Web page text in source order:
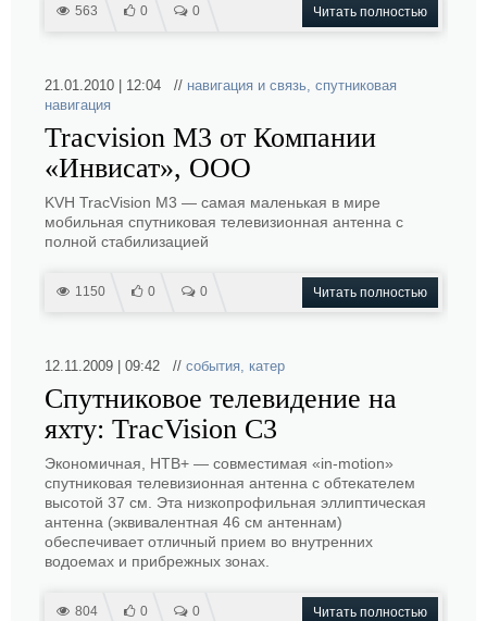
563 0 0 Читать полностью
21.01.2010 | 12:04 // навигация и связь, спутниковая
навигация
Tracvision M3 от Компании
«Инвисат», ООО
KVH TracVision M3 — самая маленькая в мире
мобильная спутниковая телевизионная антенна с
полной стабилизацией
1150 0 0 Читать полностью
12.11.2009 | 09:42 // события, катер
Спутниковое телевидение на
яхту: TracVision C3
Экономичная, HTB+ — совместимая «in-motion»
спутниковая телевизионная антенна с обтекателем
высотой 37 см. Эта низкопрофильная эллиптическая
антенна (эквивалентная 46 см антеннам)
обеспечивает отличный прием во внутренних
водоемах и прибрежных зонах.
804 0 0 Читать полностью